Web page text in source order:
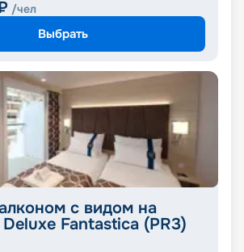
/чел
Выбрать
с видом на
Fantastica (PR3)